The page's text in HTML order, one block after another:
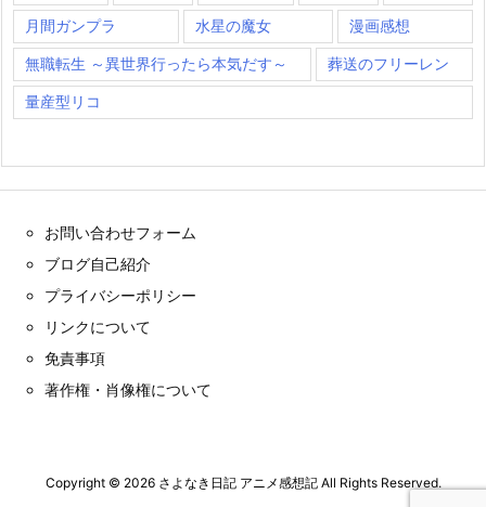
月間ガンプラ 水星の魔女 漫画感想
無職転生 ～異世界行ったら本気だす～ 葬送のフリーレン
量産型リコ
お問い合わせフォーム
ブログ自己紹介
プライバシーポリシー
リンクについて
免責事項
著作権・肖像権について
Copyright © 2026 さよなき日記 アニメ感想記All Rights Reserved.